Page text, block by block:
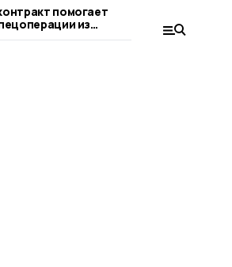
помогает
из
реализовать